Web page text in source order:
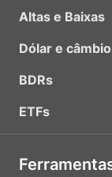
Altas e Baixas
Dólar e câmbio
BDRs
ETFs